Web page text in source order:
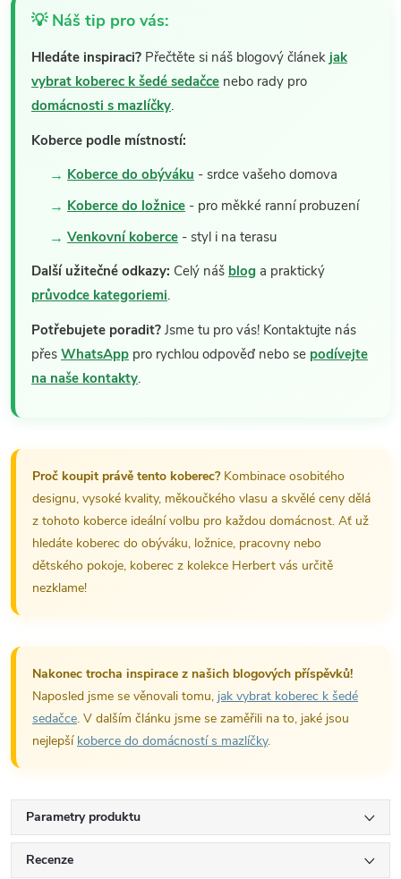
💡 Náš tip pro vás:
Hledáte inspiraci? Přečtěte si náš blogový článek jak
vybrat koberec k šedé sedačce nebo rady pro
domácnosti s mazlíčky.
Koberce podle místností:
Koberce do obýváku - srdce vašeho domova
Koberce do ložnice - pro měkké ranní probuzení
Venkovní koberce - styl i na terasu
Další užitečné odkazy: Celý náš blog a praktický
průvodce kategoriemi.
Potřebujete poradit? Jsme tu pro vás! Kontaktujte nás
přes WhatsApp pro rychlou odpověď nebo se podívejte
na naše kontakty.
Proč koupit právě tento koberec?Kombinace osobitého
designu, vysoké kvality, měkoučkého vlasu a skvělé ceny dělá
z tohoto koberce ideální volbu pro každou domácnost. Ať už
hledáte koberec do obýváku, ložnice, pracovny nebo
dětského pokoje, koberec z kolekce Herbert vás určitě
nezklame!
Nakonec trocha inspirace z našich blogových příspěvků!
Naposled jsme se věnovali tomu, jak vybrat koberec k šedé
sedačce. V dalším článku jsme se zaměřili na to, jaké jsou
nejlepší koberce do domácností s mazlíčky.
Parametry produktu
Recenze